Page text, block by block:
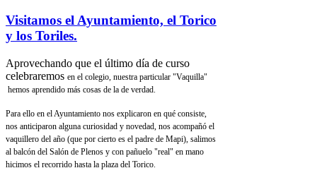
Visitamos el Ayuntamiento, el Torico
y los Toriles.
Aprovechando que el último día de curso
celebraremos en el colegio, nuestra particular "Vaquilla"
hemos aprendido más cosas de la de verdad.
Para ello en el Ayuntamiento nos explicaron en qué consiste,
nos anticiparon alguna curiosidad y novedad, nos acompañó el
vaquillero del año (que por cierto es el padre de Mapi), salimos
al balcón del Salón de Plenos y con pañuelo "real" en mano
hicimos el recorrido hasta la plaza del Torico.